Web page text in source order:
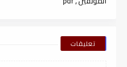
تعليقات